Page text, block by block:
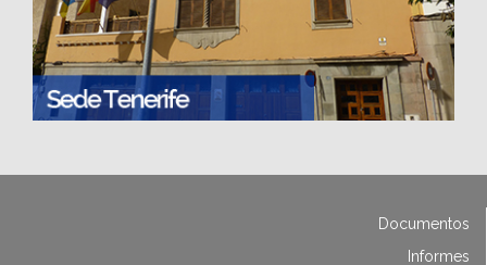
Documentos
Informes